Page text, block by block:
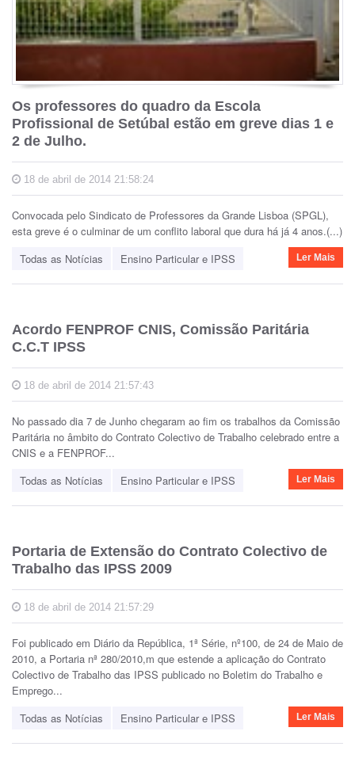
Os professores do quadro da Escola
Profissional de Setúbal estão em greve dias 1 e
2 de Julho.
18 de abril de 2014 21:58:24
Convocada pelo Sindicato de Professores da Grande Lisboa (SPGL),
esta greve é o culminar de um conflito laboral que dura há já 4 anos.(...)
Todas as Notícias
Ensino Particular e IPSS Ler Mais
Acordo FENPROF CNIS, Comissão Paritária
C.C.T IPSS
18 de abril de 2014 21:57:43
No passado dia 7 de Junho chegaram ao fim os trabalhos da Comissão
Paritária no âmbito do Contrato Colectivo de Trabalho celebrado entre a
CNIS e a FENPROF...
Todas as Notícias
Ensino Particular e IPSS Ler Mais
Portaria de Extensão do Contrato Colectivo de
Trabalho das IPSS 2009
18 de abril de 2014 21:57:29
Foi publicado em Diário da República, 1ª Série, nº100, de 24 de Maio de
2010, a Portaria nª 280/2010,m que estende a aplicação do Contrato
Colectivo de Trabalho das IPSS publicado no Boletim do Trabalho e
Emprego...
Todas as Notícias
Ensino Particular e IPSS Ler Mais